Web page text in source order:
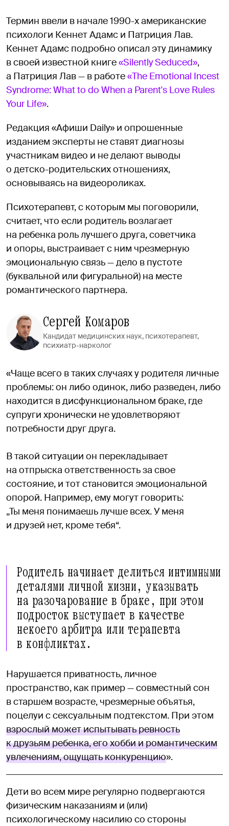
Термин ввели в начале 1990-х американские
психологи Кеннет Адамс и Патриция Лав.
Кеннет Адамс подробно описал эту динамику
в своей известной книге«Silently Seduced»,
а Патриция Лав — в работе«The Emotional Incest
Syndrome: What to do When a Parent's Love Rules
Your Life».
Редакция «Афиши Daily» и опрошенные
изданием эксперты не ставят диагнозы
участникам видео и не делают выводы
о детско-родительских отношениях,
основываясь на видеороликах.
Психотерапевт, с которым мы поговорили,
считает, что если родитель возлагает
на ребенка роль лучшего друга, советчика
и опоры, выстраивает с ним чрезмерную
эмоциональную связь — дело в пустоте
(буквальной или фигуральной) на месте
романтического партнера.
Сергей Комаров
Кандидат медицинских наук, психотерапевт,
психиатр-нарколог
«Чаще всего в таких случаях у родителя личные
проблемы: он либо одинок, либо разведен, либо
находится в дисфункциональном браке, где
супруги хронически не удовлетворяют
потребности друг друга.
В такой ситуации он перекладывает
на отпрыска ответственность за свое
состояние, и тот становится эмоциональной
опорой. Например, ему могут говорить:
„Ты меня понимаешь лучше всех. У меня
и друзей нет, кроме тебя“.
Родитель начинает делиться интимными
деталями личной жизни, указывать
на разочарование в браке, при этом
подросток выступает в качестве
некоего арбитра или терапевта
в конфликтах.
Нарушается приватность, личное
пространство, как пример — совместный сон
в старшем возрасте, чрезмерные объятья,
поцелуи с сексуальным подтекстом. При этом
взрослый может испытывать ревность
к друзьям ребенка, его хобби и романтическим
увлечениям, ощущать конкуренцию».
Дети во всем мире регулярно подвергаются
физическим наказаниям и (или)
психологическому насилию со стороны